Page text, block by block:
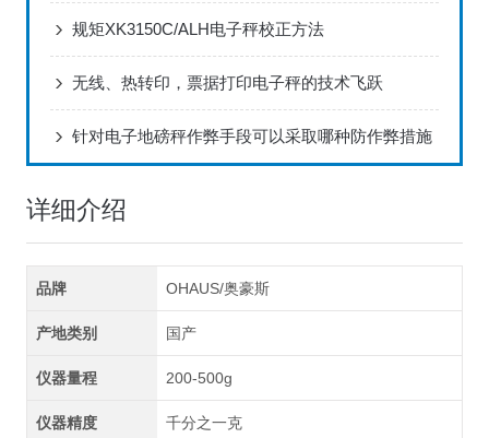
规矩XK3150C/ALH电子秤校正方法
无线、热转印，票据打印电子秤的技术飞跃
针对电子地磅秤作弊手段可以采取哪种防作弊措施
详细介绍
品牌 OHAUS/奥豪斯
产地类别 国产
仪器量程 200-500g
仪器精度 千分之一克